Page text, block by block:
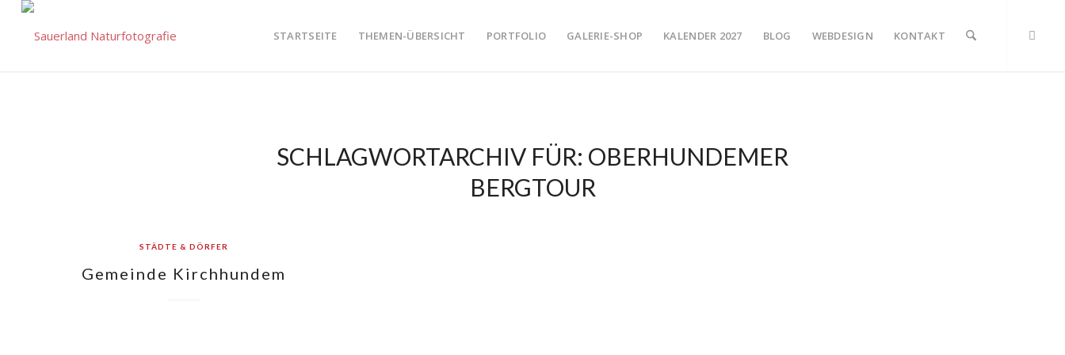
STARTSEITE THEMEN-ÜBERSICHT PORTFOLIO GALERIE-SHOP KALENDER 2027 BLOG WEBDESIGN KONTAKT
SCHLAGWORTARCHIV FÜR: OBERHUNDEMER
BERGTOUR
STÄDTE & DÖRFER
Gemeinde Kirchhundem